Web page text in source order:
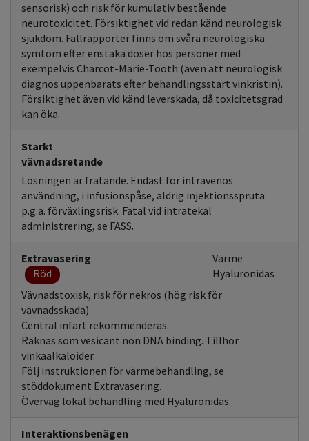
sensorisk) och risk för kumulativ bestående
neurotoxicitet. Försiktighet vid redan känd neurologisk
sjukdom. Fallrapporter finns om svåra neurologiska
symtom efter enstaka doser hos personer med
exempelvis Charcot-Marie-Tooth (även att neurologisk
diagnos uppenbarats efter behandlingsstart vinkristin).
Försiktighet även vid känd leverskada, då toxicitetsgrad
kan öka.
Starkt
vävnadsretande
Lösningen är frätande. Endast för intravenös
användning, i infusionspåse, aldrig injektionsspruta
p.g.a. förväxlingsrisk. Fatal vid intratekal
administrering, se FASS.
Extravasering
Röd
Värme
Hyaluronidas
Vävnadstoxisk, risk för nekros (hög risk för
vävnadsskada).
Central infart rekommenderas.
Räknas som vesicant non DNA binding. Tillhör
vinkaalkaloider.
Följ instruktionen för värmebehandling, se
stöddokument Extravasering.
Överväg lokal behandling med Hyaluronidas.
Interaktionsbenägen